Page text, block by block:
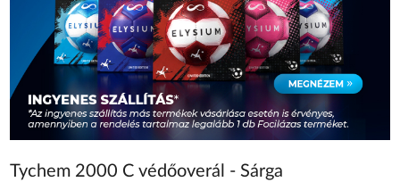
Tychem 2000 C védőoverál - Sárga